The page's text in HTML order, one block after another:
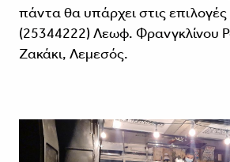
πάντα θα υπάρχει στις
(25344222) Λεωφ. Φρανγκλίνου
Ζακάκι, Λεμεσός.